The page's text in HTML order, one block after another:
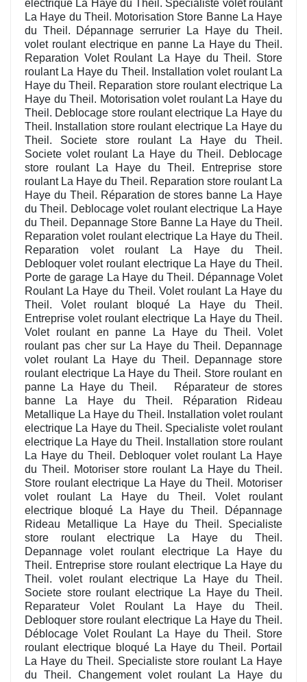
electrique La Haye du Theil. Specialiste volet roulant
La Haye du Theil. Motorisation Store Banne La Haye
du Theil. Dépannage serrurier La Haye du Theil.
volet roulant electrique en panne La Haye du Theil.
Reparation Volet Roulant La Haye du Theil. Store
roulant La Haye du Theil. Installation volet roulant La
Haye du Theil. Reparation store roulant electrique La
Haye du Theil. Motorisation volet roulant La Haye du
Theil. Deblocage store roulant electrique La Haye du
Theil. Installation store roulant electrique La Haye du
Theil. Societe store roulant La Haye du Theil.
Societe volet roulant La Haye du Theil. Deblocage
store roulant La Haye du Theil. Entreprise store
roulant La Haye du Theil. Reparation store roulant La
Haye du Theil. Réparation de stores banne La Haye
du Theil. Deblocage volet roulant electrique La Haye
du Theil. Depannage Store Banne La Haye du Theil.
Reparation volet roulant electrique La Haye du Theil.
Reparation volet roulant La Haye du Theil.
Debloquer volet roulant electrique La Haye du Theil.
Porte de garage La Haye du Theil. Dépannage Volet
Roulant La Haye du Theil. Volet roulant La Haye du
Theil. Volet roulant bloqué La Haye du Theil.
Entreprise volet roulant electrique La Haye du Theil.
Volet roulant en panne La Haye du Theil. Volet
roulant pas cher sur La Haye du Theil. Depannage
volet roulant La Haye du Theil. Depannage store
roulant electrique La Haye du Theil. Store roulant en
panne La Haye du Theil. Réparateur de stores
banne La Haye du Theil. Réparation Rideau
Metallique La Haye du Theil. Installation volet roulant
electrique La Haye du Theil. Specialiste volet roulant
electrique La Haye du Theil. Installation store roulant
La Haye du Theil. Debloquer volet roulant La Haye
du Theil. Motoriser store roulant La Haye du Theil.
Store roulant electrique La Haye du Theil. Motoriser
volet roulant La Haye du Theil. Volet roulant
electrique bloqué La Haye du Theil. Dépannage
Rideau Metallique La Haye du Theil. Specialiste
store roulant electrique La Haye du Theil.
Depannage volet roulant electrique La Haye du
Theil. Entreprise store roulant electrique La Haye du
Theil. volet roulant electrique La Haye du Theil.
Societe store roulant electrique La Haye du Theil.
Reparateur Volet Roulant La Haye du Theil.
Debloquer store roulant electrique La Haye du Theil.
Déblocage Volet Roulant La Haye du Theil. Store
roulant electrique bloqué La Haye du Theil. Portail
La Haye du Theil. Specialiste store roulant La Haye
du Theil. Changement volet roulant La Haye du